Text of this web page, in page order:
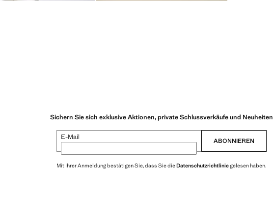
Sichern Sie sich exklusive Aktionen, private Schlussverkäufe und Neuheiten
E-Mail ABONNIEREN
Mit Ihrer Anmeldung bestätigen Sie, dass Sie dieDatenschutzrichtliniegelesen haben.